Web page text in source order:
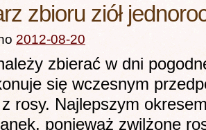
zbioru ziół
2012-08-20
zbierać w dni
się wczesnym
rosy. Najlepszym
ponieważ zwilżone